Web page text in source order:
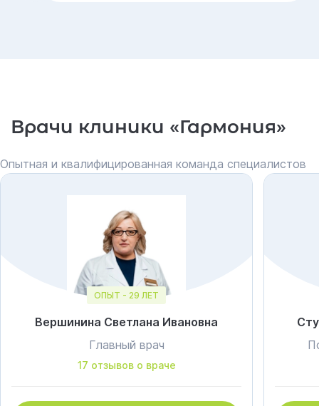
Врачи клиники «Гармония»
Опытная и квалифицированная команда специалистов
ОПЫТ - 29 ЛЕТ
Вершинина Светлана Ивановна
Главный врач
17 отзывов о враче